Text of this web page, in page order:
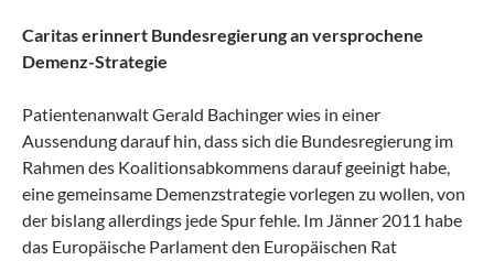
Caritas erinnert Bundesregierung an versprochene
Demenz-Strategie
Patientenanwalt Gerald Bachinger wies in einer
Aussendung darauf hin, dass sich die Bundesregierung im
Rahmen des Koalitionsabkommens darauf geeinigt habe,
eine gemeinsame Demenzstrategie vorlegen zu wollen, von
der bislang allerdings jede Spur fehle. Im Jänner 2011 habe
das Europäische Parlament den Europäischen Rat